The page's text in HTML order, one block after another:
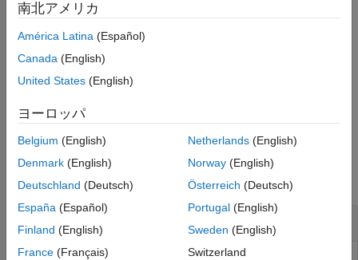
構文
説明
例
入力引数
バージョン履歴
メモ
この関数は半精度入力のみサポートします。
例
例
すべて折りたたむ
基数 10 べき乗
南北アメリカ
América Latina (Español)
Canada (English)
United States (English)
ヨーロッパ
Belgium (English)
Denmark (English)
Deutschland (Deutsch)
España (Español)
Finland (English)
France (Français)
Netherlands(English)
Norway(English)
Österreich (Deutsch)
Portugal(English)
Sweden (English)
Switzerland